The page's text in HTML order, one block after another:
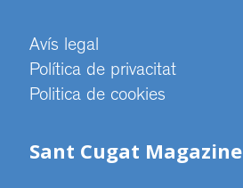
Avís legal
Política de privacitat
Politica de cookies
Sant Cugat Magazine